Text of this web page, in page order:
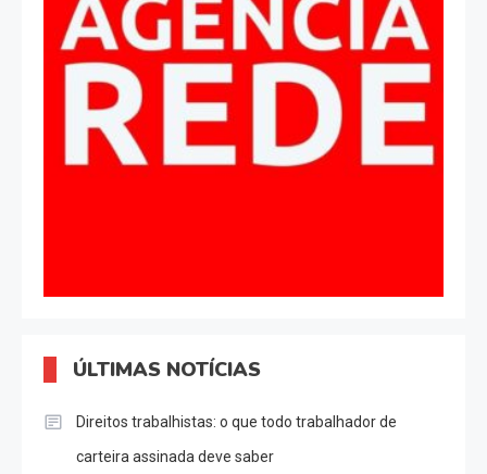
ÚLTIMAS NOTÍCIAS
Direitos trabalhistas: o que todo trabalhador de
carteira assinada deve saber